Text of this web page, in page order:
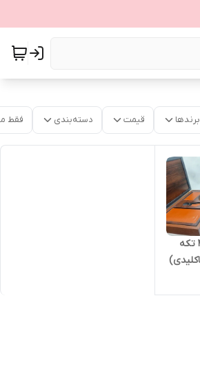
برندها قیمت دسته‌بندی فقط
ست هدیه چرم طبیعی ۴ تکه